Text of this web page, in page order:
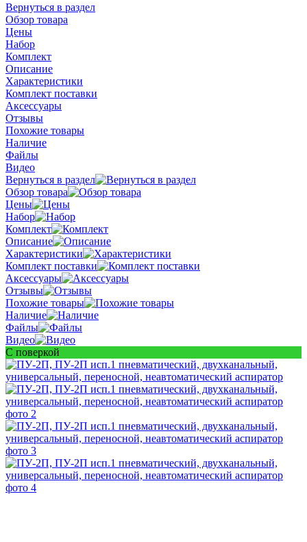
Вернуться в раздел
Обзор товара
Цены
Набор
Комплект
Описание
Характеристики
Комплект поставки
Аксессуары
Отзывы
Похожие товары
Наличие
Файлы
Видео
Вернуться в раздел
Обзор товара
Цены
Набор
Комплект
Описание
Характеристики
Комплект поставки
Аксессуары
Отзывы
Похожие товары
Наличие
Файлы
Видео
С поверкой